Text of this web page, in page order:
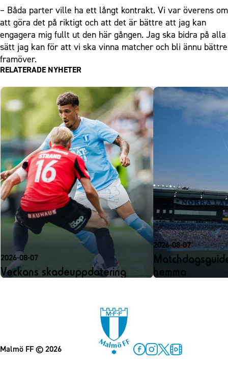
– Båda parter ville ha ett långt kontrakt. Vi var överens om
att göra det på riktigt och att det är bättre att jag kan
engagera mig fullt ut den här gången. Jag ska bidra på alla
sätt jag kan för att vi ska vinna matcher och bli ännu bättre
framöver.
RELATERADE NYHETER
2026-08-07
Veckans skadeuppdatering
2026-08-07
hemma
Malmö FF© 2026